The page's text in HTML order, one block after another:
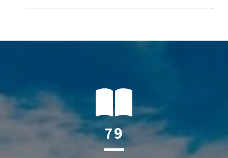
104